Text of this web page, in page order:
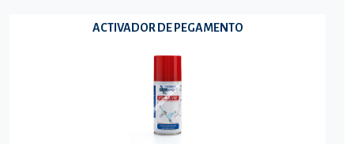
ACTIVADOR DE PEGAMENTO